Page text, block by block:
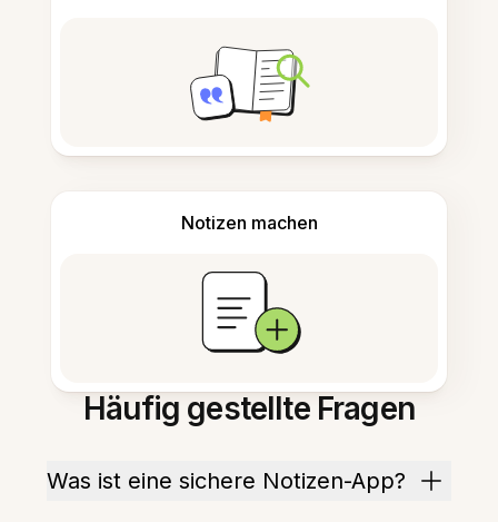
Notizen machen
Häufig gestellte Fragen
Was ist eine sichere Notizen-App?